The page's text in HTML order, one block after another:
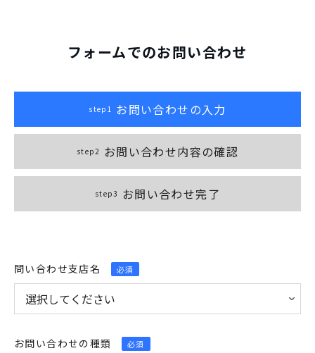
フォームでのお問い合わせ
step1 お問い合わせの入力
step2 お問い合わせ内容の確認
step3 お問い合わせ完了
問い合わせ支店名 必須
お問い合わせの種類 必須